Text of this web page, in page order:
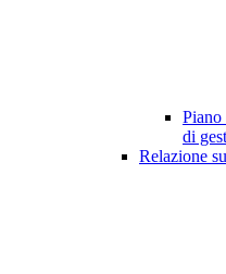
Piano
di
Relazione